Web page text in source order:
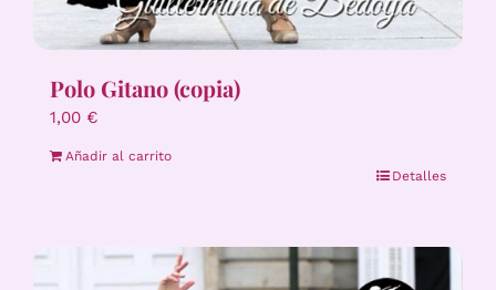
Polo Gitano (copia)
1,00 €
Añadir al carrito
Detalles